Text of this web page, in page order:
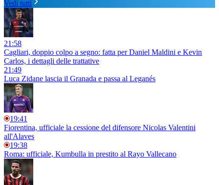
Vedi tutti
21:58
Cagliari, doppio colpo a segno: fatta per Daniel Maldini e Kevin
Carlos, i dettagli delle trattative
21:49
Luca Zidane lascia il Granada e passa al Leganés
19:41
Fiorentina, ufficiale la cessione del difensore Nicolas Valentini
all'Alaves
19:38
Roma: ufficiale, Kumbulla in prestito al Rayo Vallecano